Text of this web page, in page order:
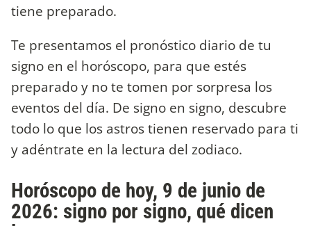
tiene preparado.
Te presentamos el pronóstico diario de tu
signo en el horóscopo, para que estés
preparado y no te tomen por sorpresa los
eventos del día. De signo en signo, descubre
todo lo que los astros tienen reservado para ti
y adéntrate en la lectura del zodiaco.
Horóscopo de hoy, 9 de junio de
2026: signo por signo, qué dicen